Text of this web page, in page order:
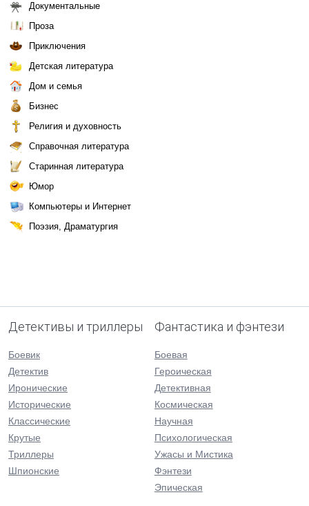
Документальные
Проза
Приключения
Детская литература
Дом и семья
Бизнес
Религия и духовность
Справочная литература
Старинная литература
Юмор
Компьютеры и Интернет
Поэзия, Драматургия
Детективы и триллеры
Боевик
Детектив
Иронические
Исторические
Классические
Крутые
Триллеры
Шпионские
Фантастика и фэнтези
Боевая
Героическая
Детективная
Космическая
Научная
Психологическая
Ужасы и Мистика
Фэнтези
Эпическая